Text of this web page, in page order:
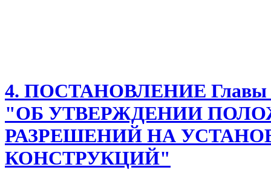
4. ПОСТАНОВЛЕНИЕ Главы
"ОБ УТВЕРЖДЕНИИ
РАЗРЕШЕНИЙ НА
КОНСТРУКЦИЙ"